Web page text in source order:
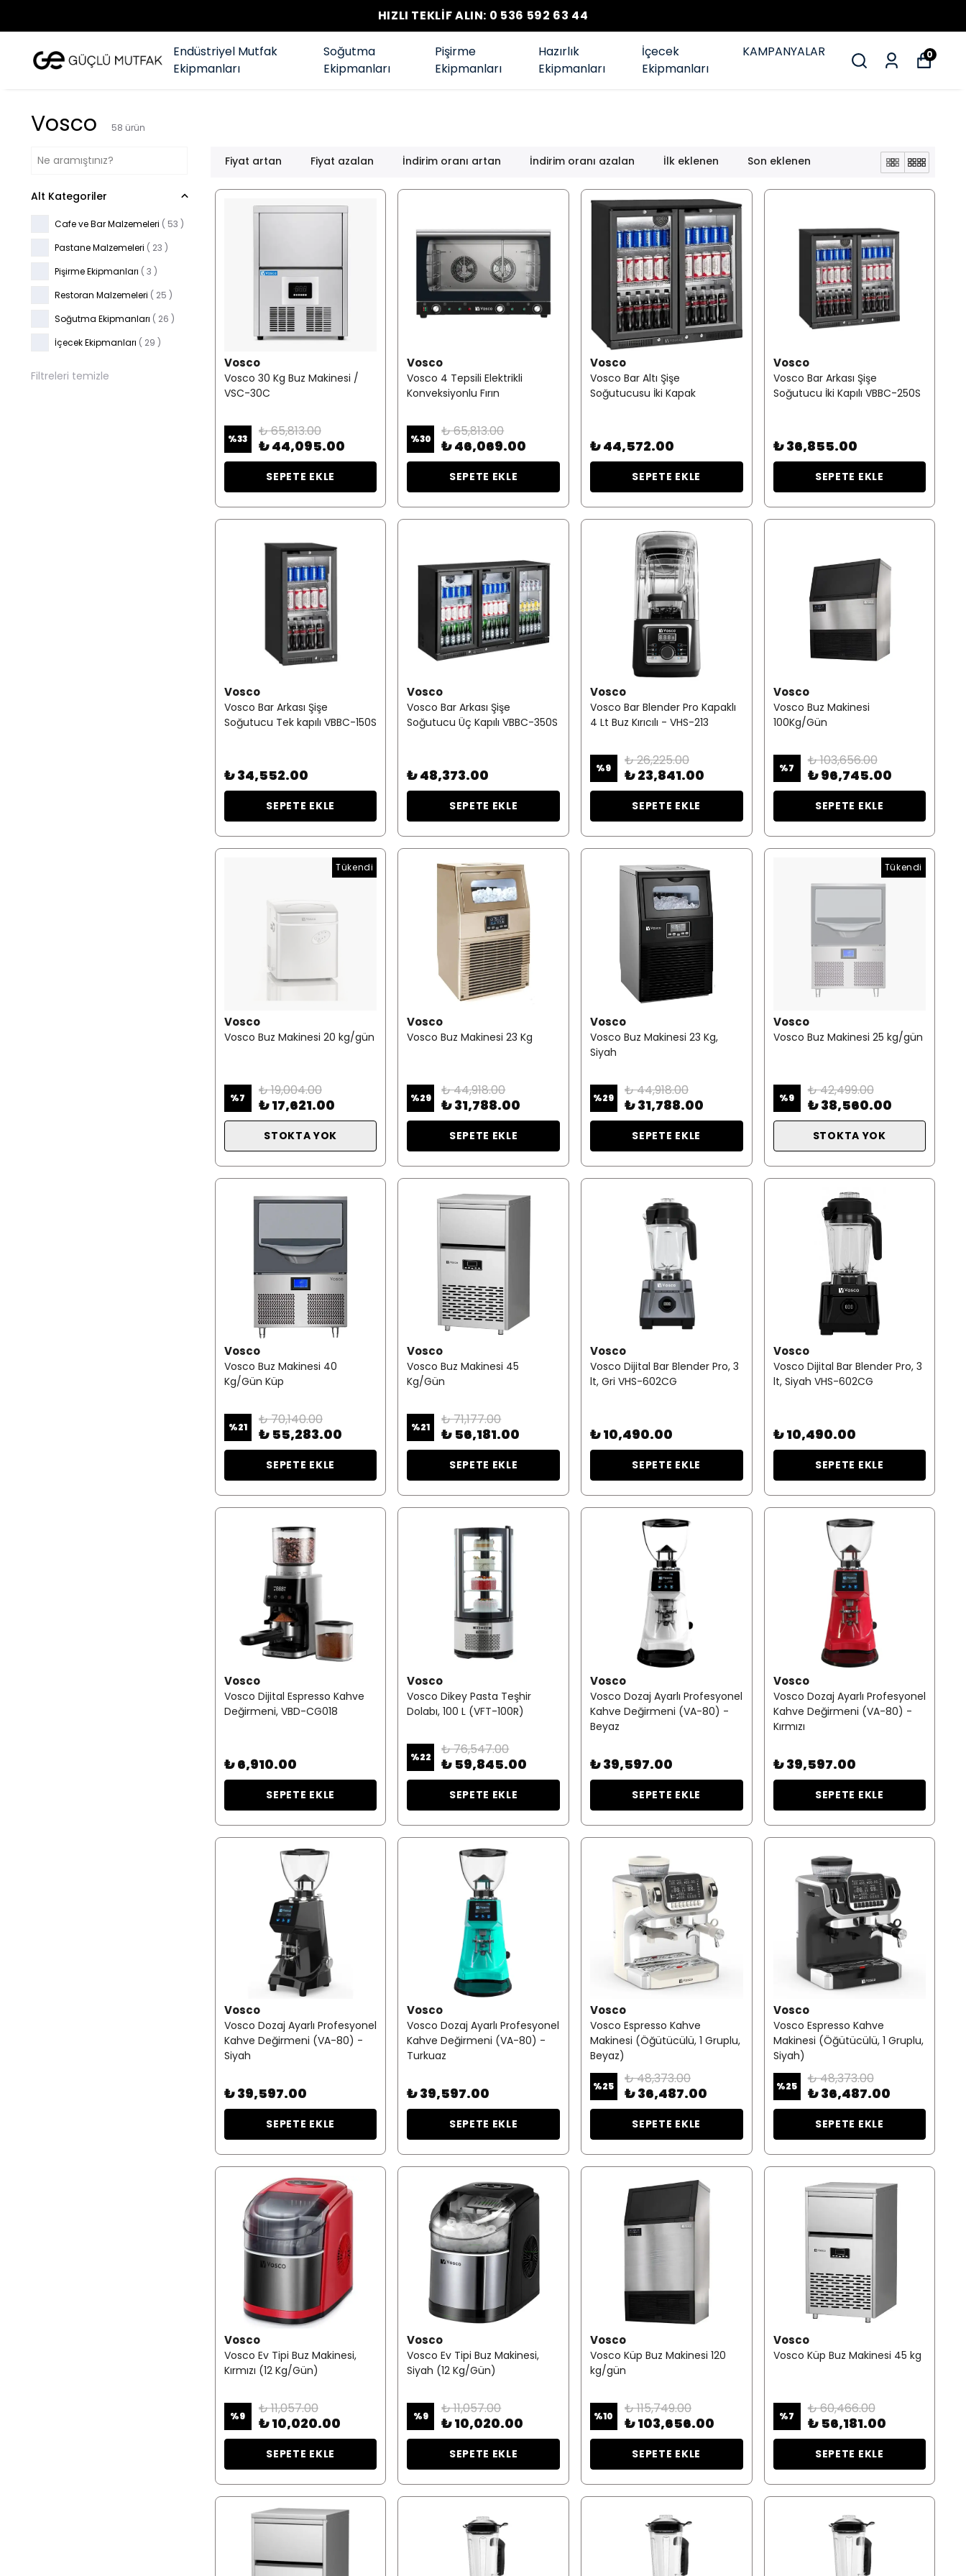
HIZLI TEKLİF ALIN: 0 536 592 63 44
Endüstriyel Mutfak
Ekipmanları
Soğutma
Ekipmanları
Pişirme
Ekipmanları
Hazırlık
Ekipmanları
İçecek
Ekipmanları
KAMPANYALAR 0
Vosco 58 ürün
Fiyat artan Fiyat azalan İndirim oranı artan İndirim oranı azalan İlk eklenen Son eklenen
Alt Kategoriler
Cafe ve Bar Malzemeleri ( 53 )
Pastane Malzemeleri ( 23 )
Pişirme Ekipmanları ( 3 )
Restoran Malzemeleri ( 25 )
Soğutma Ekipmanları ( 26 )
İçecek Ekipmanları ( 29 )
Filtreleri temizle
Vosco
Vosco 30 Kg Buz Makinesi /
VSC-30C
%33 ₺ 65,813.00
₺ 44,095.00
SEPETE EKLE
Vosco
Vosco 4 Tepsili Elektrikli
Konveksiyonlu Fırın
%30 ₺ 65,813.00
₺ 46,069.00
SEPETE EKLE
Vosco
Vosco Bar Altı Şişe
Soğutucusu İki Kapak
₺ 44,572.00
SEPETE EKLE
Vosco
Vosco Bar Arkası Şişe
Soğutucu İki Kapılı VBBC-250S
₺ 36,855.00
SEPETE EKLE
Vosco
Vosco Bar Arkası Şişe
Soğutucu Tek kapılı VBBC-150S
₺ 34,552.00
SEPETE EKLE
Vosco
Vosco Bar Arkası Şişe
Soğutucu Üç Kapılı VBBC-350S
₺ 48,373.00
SEPETE EKLE
Vosco
Vosco Bar Blender Pro Kapaklı
4 Lt Buz Kırıcılı - VHS-213
%9 ₺ 26,225.00
₺ 23,841.00
SEPETE EKLE
Vosco
Vosco Buz Makinesi
100Kg/Gün
%7 ₺ 103,656.00
₺ 96,745.00
SEPETE EKLE
Tükendi
Vosco
Vosco Buz Makinesi 20 kg/gün
%7 ₺ 19,004.00
₺ 17,621.00
STOKTA YOK
Vosco
Vosco Buz Makinesi 23 Kg
%29 ₺ 44,918.00
₺ 31,788.00
SEPETE EKLE
Vosco
Vosco Buz Makinesi 23 Kg,
Siyah
%29 ₺ 44,918.00
₺ 31,788.00
SEPETE EKLE
Tükendi
Vosco
Vosco Buz Makinesi 25 kg/gün
%9 ₺ 42,499.00
₺ 38,560.00
STOKTA YOK
Vosco
Vosco Buz Makinesi 40
Kg/Gün Küp
%21 ₺ 70,140.00
₺ 55,283.00
SEPETE EKLE
Vosco
Vosco Buz Makinesi 45
Kg/Gün
%21 ₺ 71,177.00
₺ 56,181.00
SEPETE EKLE
Vosco
Vosco Dijital Bar Blender Pro, 3
lt, Gri VHS-602CG
₺ 10,490.00
SEPETE EKLE
Vosco
Vosco Dijital Bar Blender Pro, 3
lt, Siyah VHS-602CG
₺ 10,490.00
SEPETE EKLE
Vosco
Vosco Dijital Espresso Kahve
Değirmeni, VBD-CG018
₺ 6,910.00
SEPETE EKLE
Vosco
Vosco Dikey Pasta Teşhir
Dolabı, 100 L (VFT-100R)
%22 ₺ 76,547.00
₺ 59,845.00
SEPETE EKLE
Vosco
Vosco Dozaj Ayarlı Profesyonel
Kahve Değirmeni (VA-80) -
Beyaz
₺ 39,597.00
SEPETE EKLE
Vosco
Vosco Dozaj Ayarlı Profesyonel
Kahve Değirmeni (VA-80) -
Kırmızı
₺ 39,597.00
SEPETE EKLE
Vosco
Vosco Dozaj Ayarlı Profesyonel
Kahve Değirmeni (VA-80) -
Siyah
₺ 39,597.00
SEPETE EKLE
Vosco
Vosco Dozaj Ayarlı Profesyonel
Kahve Değirmeni (VA-80) -
Turkuaz
₺ 39,597.00
SEPETE EKLE
Vosco
Vosco Espresso Kahve
Makinesi (Öğütücülü, 1 Gruplu,
Beyaz)
%25 ₺ 48,373.00
₺ 36,487.00
SEPETE EKLE
Vosco
Vosco Espresso Kahve
Makinesi (Öğütücülü, 1 Gruplu,
Siyah)
%25 ₺ 48,373.00
₺ 36,487.00
SEPETE EKLE
Vosco
Vosco Ev Tipi Buz Makinesi,
Kırmızı (12 Kg/Gün)
%9 ₺ 11,057.00
₺ 10,020.00
SEPETE EKLE
Vosco
Vosco Ev Tipi Buz Makinesi,
Siyah (12 Kg/Gün)
%9 ₺ 11,057.00
₺ 10,020.00
SEPETE EKLE
Vosco
Vosco Küp Buz Makinesi 120
kg/gün
%10 ₺ 115,749.00
₺ 103,656.00
SEPETE EKLE
Vosco
Vosco Küp Buz Makinesi 45 kg
%7 ₺ 60,466.00
₺ 56,181.00
SEPETE EKLE